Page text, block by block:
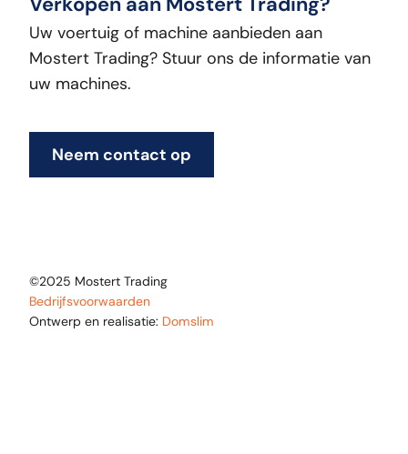
Uw voertuig of machine aanbieden aan
Mostert Trading? Stuur ons de informatie van
uw machines.
Neem contact op
©2025 Mostert Trading
Bedrijfsvoorwaarden
Ontwerp en realisatie: Domslim